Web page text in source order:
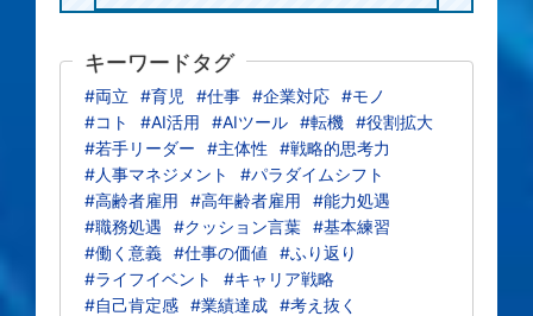
キーワードタグ
#両立 #育児 #仕事 #企業対応 #モノ
#コト
#AI活用 #AIツール #転機 #役割拡大
#若手リーダー
#主体性
#戦略的思考力
#人事マネジメント
#パラダイムシフト
#高齢者雇用
#高年齢者雇用
#能力処遇
#職務処遇
#クッション言葉 #基本練習
#働く意義 #仕事の価値
#ふり返り
#ライフイベント
#キャリア戦略
#自己肯定感 #業績達成 #考え抜く